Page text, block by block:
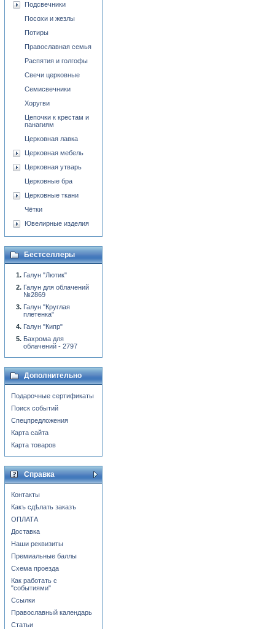
Подсвечники
Посохи и жезлы
Потиры
Православная семья
Распятия и голгофы
Свечи церковные
Семисвечники
Хоругви
Цепочки к крестам и
панагиям
Церковная лавка
Церковная мебель
Церковная утварь
Церковные бра
Церковные ткани
Чётки
Ювелирные изделия
Бестселлеры
Галун "Лютик"
Галун для облачений
№2869
Галун "Круглая
плетенка"
Галун "Кипр"
Бахрома для
облачений - 2797
Дополнительно
Подарочные сертификаты
Поиск событий
Спецпредложения
Карта сайта
Карта товаров
Справка
Контакты
Какъ сдѣлать заказъ
ОПЛАТА
Доставка
Наши реквизиты
Премиальные баллы
Схема проезда
Как работать с
"событиями"
Ссылки
Православный календарь
Статьи